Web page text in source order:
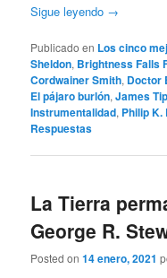
Sigue leyendo →
Publicado en Los cinco
Sheldon, Brightness Falls
Cordwainer Smith, Doctor
El pájaro burlón,James
Instrumentalidad, Philip K.
Respuestas
La Tierra
George R.
Posted on14 enero, 2021